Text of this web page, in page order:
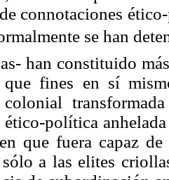
connotaciones
se han
han constituido
que fines en sí
colonial
ético-política
que fuera capaz
a las elites